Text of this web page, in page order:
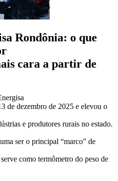
Rondônia: o que
cara a partir de
de dezembro de 2025 e elevou o
e produtores rurais no estado.
ser o principal “marco” de
como termômetro do peso de